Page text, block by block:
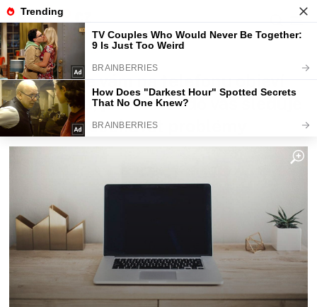
Fajntip.cz Magazín
Jakmile se vám na telefonu objeví
tato ikona, je zle. Někdo vás sleduje
a můžete očekávat problémy